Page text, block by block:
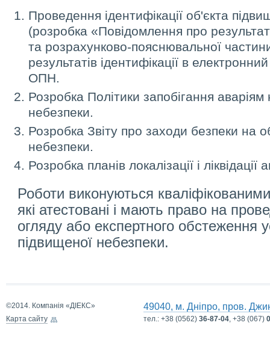
Проведення ідентифікації об'єкта
(розробка «Повідомлення про
та розрахунково-пояснювальної
результатів ідентифікації в
ОПН.
Розробка Політики запобігання аваріям
небезпеки.
Розробка Звіту про заходи безпеки на
небезпеки.
Розробка планів локалізації і ліквідації
Роботи виконуються
які атестовані і мають право на
огляду або експертного обстеження
підвищеної небезпеки.
©2014. Компанія «ДІЕКС»
Карта сайту
49040, м. Дніпро, пров.
тел.: +38 (0562) 36-87-04, +38 (067)